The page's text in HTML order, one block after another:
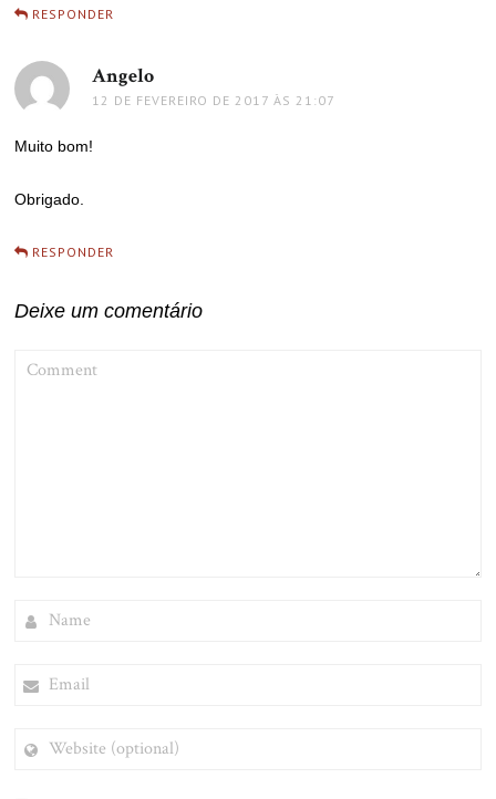
RESPONDER
Angelo
12 DE FEVEREIRO DE 2017 ÀS 21:07
Muito bom!
Obrigado.
RESPONDER
Deixe um comentário
(OPTIONAL)